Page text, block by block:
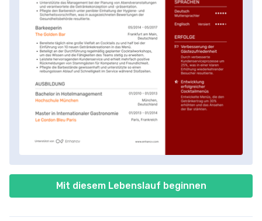
Mit diesem Lebenslauf beginnen